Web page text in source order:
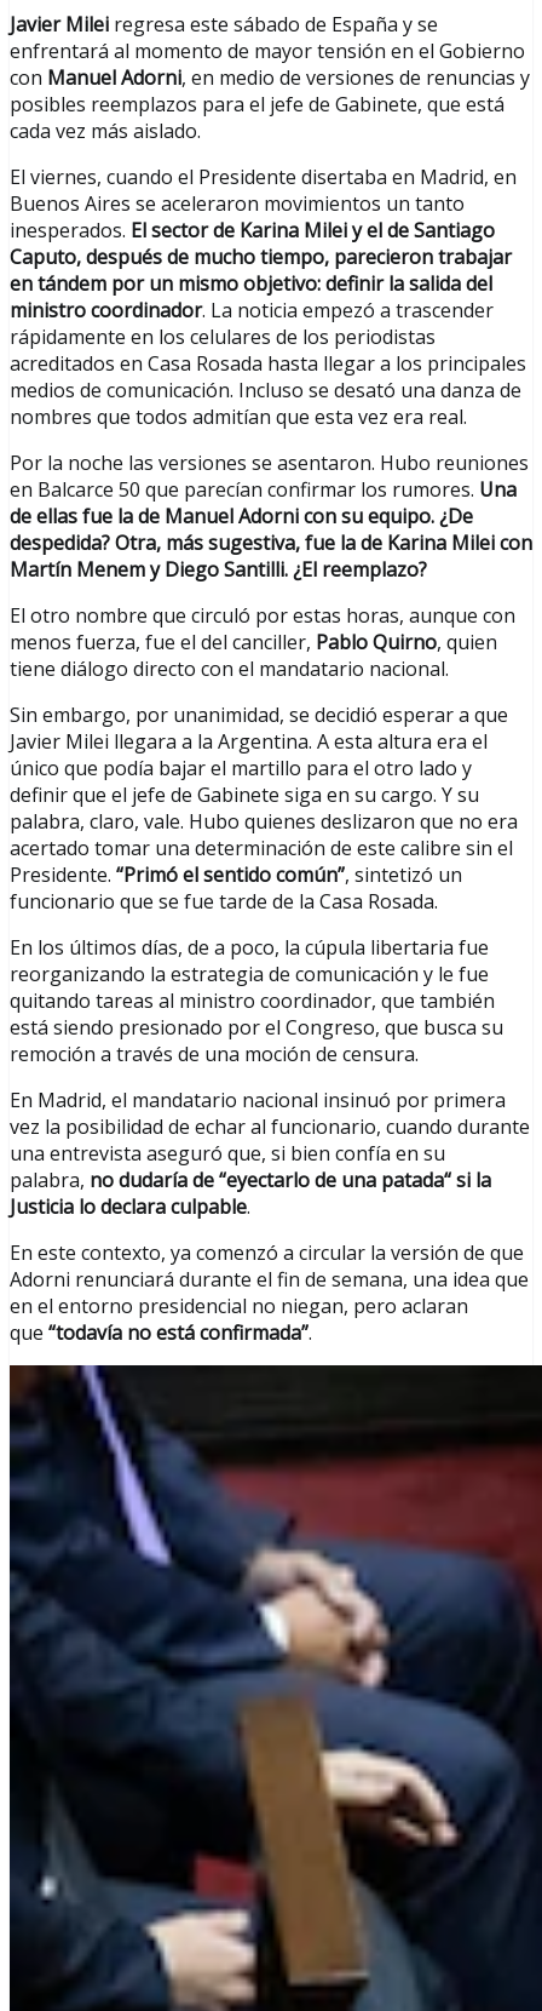
Javier Milei regresa este sábado de España y se
enfrentará al momento de mayor tensión en el Gobierno
con ManuelAdorni, en medio de versiones de renuncias y
posibles reemplazos para el jefe de Gabinete, que está
cada vez más aislado.
El viernes, cuando el Presidente disertaba en Madrid, en
Buenos Aires se aceleraron movimientos un tanto
inesperados. El sector de Karina Milei y el de Santiago
Caputo, después de mucho tiempo, parecieron trabajar
en tándem por un mismo objetivo: definir la salida del
ministro coordinador. La noticia empezó a trascender
rápidamente en los celulares de los periodistas
acreditados en Casa Rosada hasta llegar a los principales
medios de comunicación. Incluso se desató una danza de
nombres que todos admitían que esta vez era real.
Por la noche las versiones se asentaron. Hubo reuniones
en Balcarce 50 que parecían confirmar los rumores. Una
de ellas fue la de Manuel Adorni con su equipo. ¿De
despedida? Otra, más sugestiva, fue la de Karina Milei con
Martín Menem y Diego Santilli. ¿El reemplazo?
El otro nombre que circuló por estas horas, aunque con
menos fuerza, fue el del canciller, Pablo Quirno, quien
tiene diálogo directo con el mandatario nacional.
Sin embargo, por unanimidad, se decidió esperar a que
Javier Milei llegara a la Argentina. A esta altura era el
único que podía bajar el martillo para el otro lado y
definir que el jefe de Gabinete siga en su cargo. Y su
palabra, claro, vale. Hubo quienes deslizaron que no era
acertado tomar una determinación de este calibre sin el
Presidente. “Primó el sentido común”, sintetizó un
funcionario que se fue tarde de la Casa Rosada.
En los últimos días, de a poco, la cúpula libertaria fue
reorganizando la estrategia de comunicación y le fue
quitando tareas al ministro coordinador, que también
está siendo presionado por el Congreso, que busca su
remoción a través de una moción de censura.
En Madrid, el mandatario nacional insinuó por primera
vez la posibilidad de echar al funcionario, cuando durante
una entrevista aseguró que, si bien confía en su
palabra, no dudaría de “eyectarlo de una patada“ si la
Justicia lo declara culpable.
En este contexto, ya comenzó a circular la versión de que
Adorni renunciará durante el fin de semana, una idea que
en el entorno presidencial no niegan, pero aclaran
que “todavía no está confirmada”.